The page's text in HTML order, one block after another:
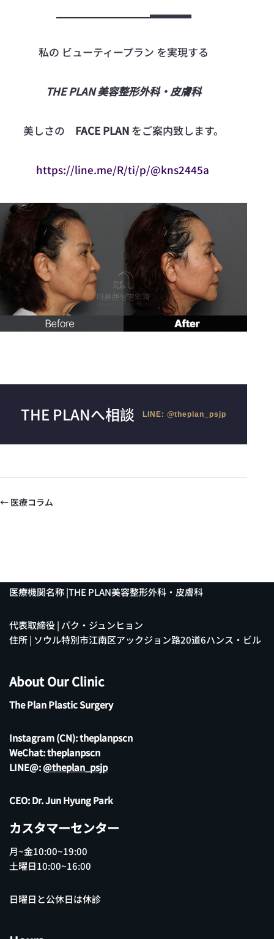
▁▁▁▁▁▁▁▁▁▃▃▃▃
私の ビューティープラン を実現する
THE PLAN 美容整形外科・皮膚科
美しさの FACE PLAN をご案内致します。
https://line.me/R/ti/p/@kns2445a
THE PLANへ相談 LINE: @theplan_psjp
← 医療コラム
医療機関名称 |THE PLAN美容整形外科・皮膚科
代表取締役 | パク・ジュンヒョン
住所 | ソウル特別市江南区アックジョン路20道6ハンス・ビル
About Our Clinic
The Plan Plastic Surgery
Instagram (CN):theplanpscn
WeChat: theplanpscn
LINE@:@theplan_psjp
CEO: Dr. Jun Hyung Park
カスタマーセンター
月~金10:00~19:00
土曜日10:00~16:00
日曜日と公休日は休診